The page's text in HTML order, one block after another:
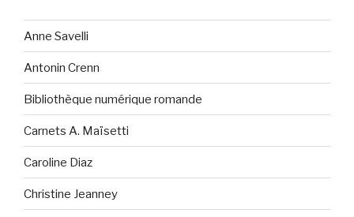
Anne Savelli
Antonin Crenn
Bibliothèque numérique romande
Carnets A. Maïsetti
Caroline Diaz
Christine Jeanney